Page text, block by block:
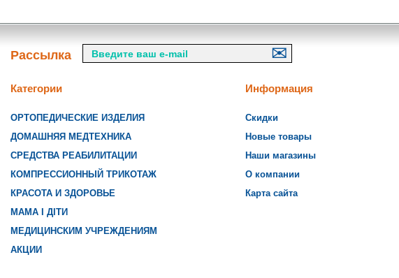
Рассылка
Категории
ОРТОПЕДИЧЕСКИЕ ИЗДЕЛИЯ
ДОМАШНЯЯ МЕДТЕХНИКА
СРЕДСТВА РЕАБИЛИТАЦИИ
КОМПРЕССИОННЫЙ ТРИКОТАЖ
КРАСОТА И ЗДОРОВЬЕ
МАМА І ДІТИ
МЕДИЦИНСКИМ УЧРЕЖДЕНИЯМ
АКЦИИ
Информация
Скидки
Новые товары
Наши магазины
О компании
Карта сайта